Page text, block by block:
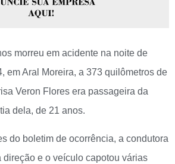
morreu em acidente na noite de
em Aral Moreira, a 373 quilômetros de
Veron Flores era passageira da
dela, de 21 anos.
do boletim de ocorrência, a condutora
direção e o veículo capotou várias